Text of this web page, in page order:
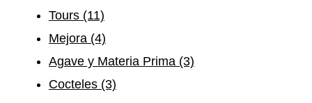
Tours (11)
Mejora (4)
Agave y Materia Prima (3)
Cocteles (3)